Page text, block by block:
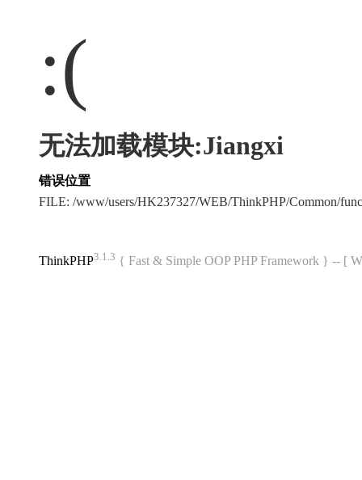
:(
无法加载模块:Jiangxi
错误位置
FILE: /www/users/HK237327/WEB/ThinkPHP/Common/
ThinkPHP3.1.3 { Fast & Simple OOP PHP Framework } -- [